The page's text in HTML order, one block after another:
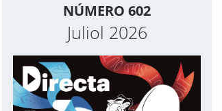
NÚMERO 602
Juliol 2026